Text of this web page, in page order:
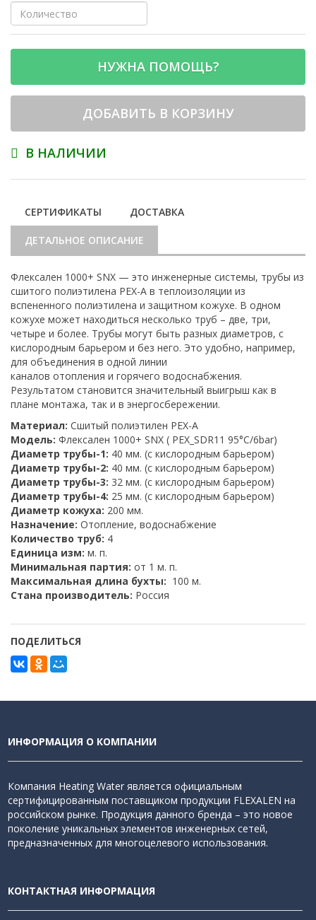
НУЖНА ПОМОЩЬ?
ДОБАВИТЬ В КОРЗИНУ
В НАЛИЧИИ
СЕРТИФИКАТЫ ДОСТАВКА
ДЕТАЛЬНОЕ ОПИСАНИЕ
Флексален 1000+ SNX — это инженерные системы, трубы из
сшитого полиэтилена PEX-A в теплоизоляции из
вспененного полиэтилена и защитном кожухе. В одном
кожухе может находиться несколько труб – две, три,
четыре и более. Трубы могут быть разных диаметров, с
кислородным барьером и без него. Это удобно, например,
для объединения в одной линии
каналов отопления и горячего водоснабжения.
Результатом становится значительный выигрыш как в
плане монтажа, так и в энергосбережении.
Материал: Сшитый полиэтилен PEX-A
Модель: Флексален 1000+ SNX ( PEX_SDR11 95°C/6bar)
Диаметр трубы-1: 40 мм. (с кислородным барьером)
Диаметр трубы-2: 40 мм. (с кислородным барьером)
Диаметр трубы-3: 32 мм. (с кислородным барьером)
Диаметр трубы-4: 25 мм. (с кислородным барьером)
Диаметр кожуха: 200 мм.
Назначение: Отопление, водоснабжение
Количество труб: 4
Единица изм: м. п.
Минимальная партия: от 1 м. п.
Максимальная длина бухты: 100 м.
Стана производитель: Россия
ПОДЕЛИТЬСЯ
ИНФОРМАЦИЯ О КОМПАНИИ
Компания Heating Water является официальным
сертифицированным поставщиком продукции FLEXALEN на
российском рынке. Продукция данного бренда – это новое
поколение уникальных элементов инженерных сетей,
предназначенных для многоцелевого использования.
КОНТАКТНАЯ ИНФОРМАЦИЯ